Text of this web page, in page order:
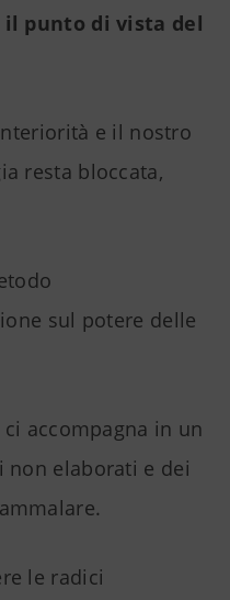
punto di vista del
e il nostro
resta bloccata,
sul potere delle
accompagna in un
non elaborati e dei
le radici